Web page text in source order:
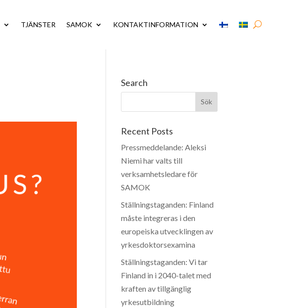
TJÄNSTER SAMOK KONTAKTINFORMATION
Search
Recent Posts
Pressmeddelande: Aleksi
Niemi har valts till
verksamhetsledare för
SAMOK
Ställningstaganden: Finland
måste integreras i den
europeiska utvecklingen av
yrkesdoktorsexamina
Ställningstaganden: Vi tar
Finland in i 2040-talet med
kraften av tillgänglig
yrkesutbildning